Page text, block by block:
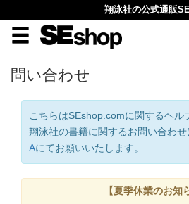
翔泳社の公式通販
問い合わせ
こちらはSEshop.comに関するヘル
翔泳社の書籍に関するお問い合わせ
Aにてお願いいたします。
【夏季休業のお知